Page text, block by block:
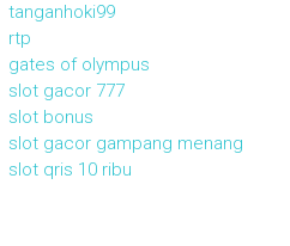
tanganhoki99
rtp
gates of olympus
slot gacor 777
slot bonus
slot gacor gampang menang
slot qris 10 ribu